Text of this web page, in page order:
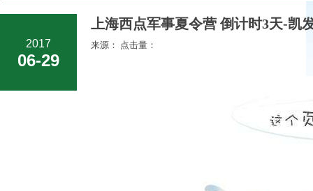
2017
06-29
上海西点军事夏令营 倒计时3天-凯
来源： 点击量：